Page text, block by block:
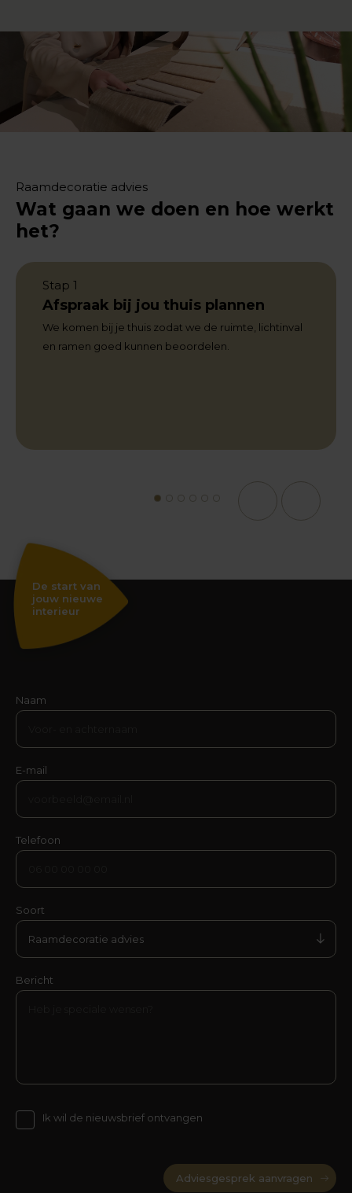
Raamdecoratie advies
Wat gaan we doen en hoe werkt
het?
Stap 1
Afspraak bij jou thuis plannen
We komen bij je thuis zodat we de ruimte, lichtinval
en ramen goed kunnen beoordelen.
1 2 3 4 5 6
Naam
E-mail
Telefoon
Soort
Raamdecoratie advies
Bericht
Ik wil de nieuwsbrief ontvangen
Adviesgesprek aanvragen
De start van
jouw nieuwe
interieur